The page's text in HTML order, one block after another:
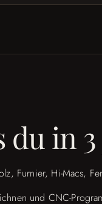
du in
Furnier, Hi-Macs,
und CNC-